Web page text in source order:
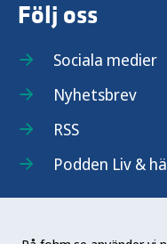
Följ oss
Sociala medier
Nyhetsbrev
RSS
Podden Liv &